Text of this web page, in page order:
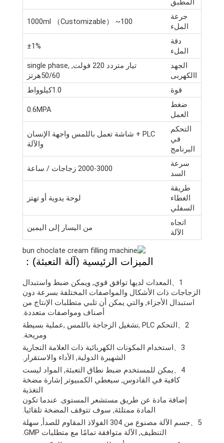
المطبق
جرعة
الملء
~ 1000ml （Customizable）
الملء
±1%
الجهد
االكهربى
تيار متردد 220 فولت, single phase,
50/60هرتز
ضغط
العمل
0.6MPA
التحكم
البرنامج
PLC + شاشة تعمل باللمس واجهة الإنسان
والآلة
سرعة
السد
2000-3000 زجاجات / ساعة
طريقة
الغطاء
السفلي
لوحة يدوية أو تهتز
اتجاه
الآلة
من اليسار إلى اليمين
الميزات الرئيسية (آلة التعبئة)：
1、المعدات لديها توافق قوي, ويمكن ضبط واستبدال
الزجاجات ذات الأشكال والمواصفات المختلفة بسرعة دون
استبدال الأجزاء, والتي يمكن أن تلبي متطلبات الإنتاج من
أصناف ومواصفات متعددة.
2、التحكم PLC ,تشغيل الزجاجة باللمس ,عملية بسيطة
ومريحة.
3、استخدام المكونات الكهربائية ذات العلامة التجارية
الشهيرة الدولية, الأداء والاستقرار.
4、يمكن للمستخدم ضبط نطاق التعبئة, المواد ليست
كافية في القادوس, سيعطي الكمبيوتر إشارة مضخة
التغذية
إضافة مادة عن طريق مستشعر المستوى. عندما تكون
المادة ممتلئة, سوف تتوقف المضخة تلقائيا.
5、جسم الآلة مصنوع من 304 الفولاذ المقاوم للصدأ, سهلة
التنظيف, الآلة متوافقة تمامًا مع متطلبات GMP.